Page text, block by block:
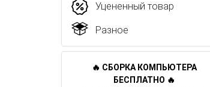
Уцененный товар
Разное
🔥 СБОРКА КОМПЬЮТЕРА
БЕСПЛАТНО 🔥